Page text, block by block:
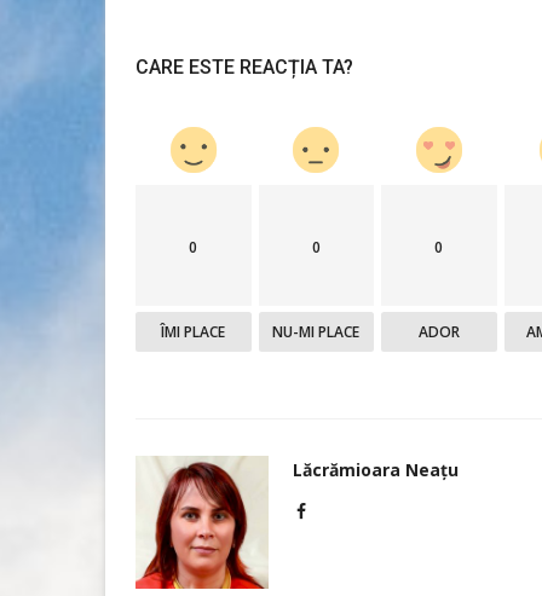
CARE ESTE REACȚIA TA?
0
ÎMI PLACE
0
NU-MI PLACE
0
ADOR
Lăcrămioara Neațu